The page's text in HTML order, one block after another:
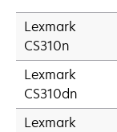
Lexmark
CS310n
Lexmark
CS310dn
Lexmark